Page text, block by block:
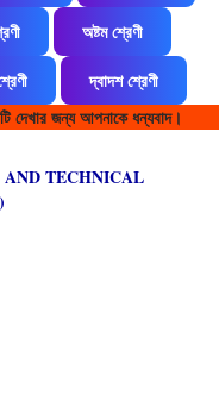
অষ্টম শ্রেণী
দ্বাদশ শ্রেণী
আপনাকে ধন্যবাদ।
TECHNICAL